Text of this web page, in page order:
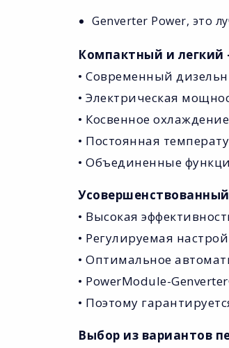
Genverter Power, это
Компактный и легкий
• Современный
• Электрическая
• Косвенное
• Постоянная
• Объединенные
Усовершенствованный
• Высокая
• Регулируемая
• Оптимальное
• PowerModule-
• Поэтому
Выбор из вариантов